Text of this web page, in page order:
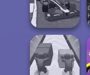
Grand Extreme
Racing